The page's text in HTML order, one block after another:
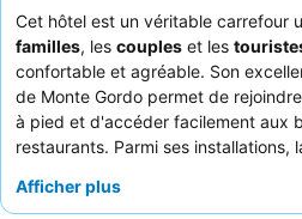
Cet hôtel est un véritable carrefour
familles, les couples et les
confortable et agréable. Son
de Monte Gordo permet de
à pied et d'accéder facilement aux
restaurants. Parmi ses installations,
loisirs en famille. Les clients ne
Afficher plus